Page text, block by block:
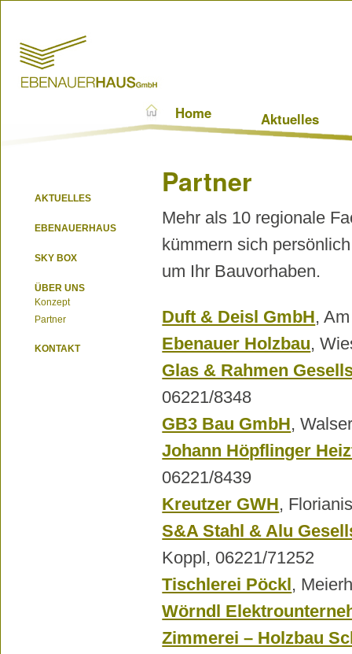
Home Aktuelles
AKTUELLES
EBENAUERHAUS
SKY BOX
ÜBER UNS
Konzept
Partner
KONTAKT
Partner
Mehr als 10 regionale
kümmern sich
um Ihr Bauvorhaben.
Duft & Deisl GmbH,
Ebenauer Holzbau,
Glas & Rahmen
06221/8348
GB3 Bau GmbH,
Johann Höpflinger
06221/8439
Kreutzer GWH,
S&A Stahl & Alu
Koppl, 06221/71252
Tischlerei Pöckl ,
Wörndl
Zimmerei – Holzbau